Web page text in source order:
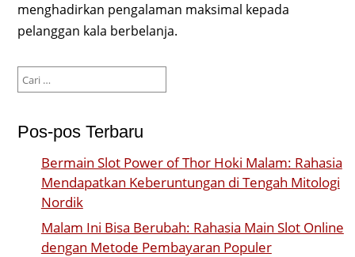
menghadirkan pengalaman maksimal kepada
pelanggan kala berbelanja.
untuk:
Pos-pos Terbaru
Bermain Slot Power of Thor Hoki Malam: Rahasia
Mendapatkan Keberuntungan di Tengah Mitologi
Nordik
Malam Ini Bisa Berubah: Rahasia Main Slot Online
dengan Metode Pembayaran Populer